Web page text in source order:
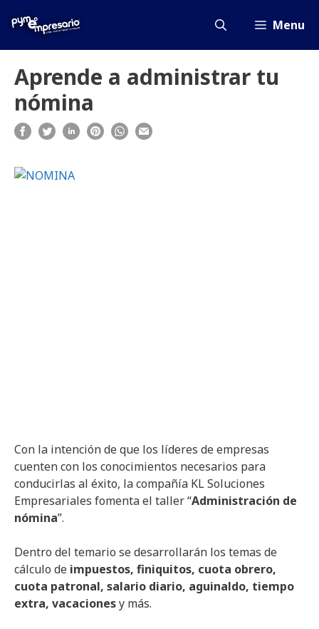
Menu
Aprende a administrar tu
nómina
Con la intención de que los líderes de empresas
cuenten con los conocimientos necesarios para
conducirlas al éxito, la compañía KL Soluciones
Empresariales fomenta el taller “Administración de
nómina”.
Dentro del temario se desarrollarán los temas de
cálculo de impuestos, finiquitos, cuota obrero,
cuota patronal, salario diario, aguinaldo, tiempo
extra, vacacionesy más.